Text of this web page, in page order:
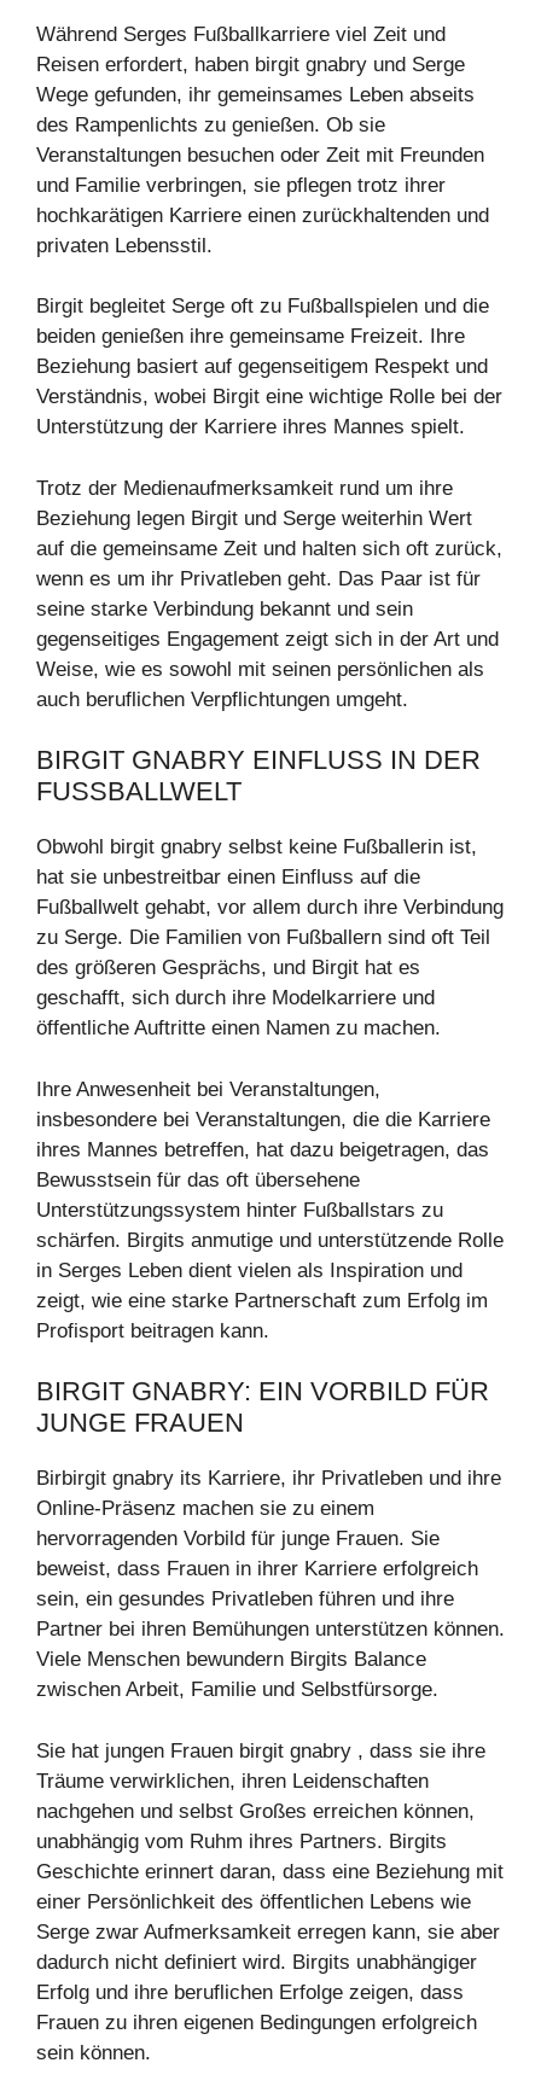
Während Serges Fußballkarriere viel Zeit und
Reisen erfordert, haben birgit gnabry und Serge
Wege gefunden, ihr gemeinsames Leben abseits
des Rampenlichts zu genießen. Ob sie
Veranstaltungen besuchen oder Zeit mit Freunden
und Familie verbringen, sie pflegen trotz ihrer
hochkarätigen Karriere einen zurückhaltenden und
privaten Lebensstil.
Birgit begleitet Serge oft zu Fußballspielen und die
beiden genießen ihre gemeinsame Freizeit. Ihre
Beziehung basiert auf gegenseitigem Respekt und
Verständnis, wobei Birgit eine wichtige Rolle bei der
Unterstützung der Karriere ihres Mannes spielt.
Trotz der Medienaufmerksamkeit rund um ihre
Beziehung legen Birgit und Serge weiterhin Wert
auf die gemeinsame Zeit und halten sich oft zurück,
wenn es um ihr Privatleben geht. Das Paar ist für
seine starke Verbindung bekannt und sein
gegenseitiges Engagement zeigt sich in der Art und
Weise, wie es sowohl mit seinen persönlichen als
auch beruflichen Verpflichtungen umgeht.
BIRGIT GNABRY EINFLUSS IN DER
FUSSBALLWELT
Obwohl birgit gnabry selbst keine Fußballerin ist,
hat sie unbestreitbar einen Einfluss auf die
Fußballwelt gehabt, vor allem durch ihre Verbindung
zu Serge. Die Familien von Fußballern sind oft Teil
des größeren Gesprächs, und Birgit hat es
geschafft, sich durch ihre Modelkarriere und
öffentliche Auftritte einen Namen zu machen.
Ihre Anwesenheit bei Veranstaltungen,
insbesondere bei Veranstaltungen, die die Karriere
ihres Mannes betreffen, hat dazu beigetragen, das
Bewusstsein für das oft übersehene
Unterstützungssystem hinter Fußballstars zu
schärfen. Birgits anmutige und unterstützende Rolle
in Serges Leben dient vielen als Inspiration und
zeigt, wie eine starke Partnerschaft zum Erfolg im
Profisport beitragen kann.
BIRGIT GNABRY: EIN VORBILD FÜR
JUNGE FRAUEN
Birbirgit gnabry its Karriere, ihr Privatleben und ihre
Online-Präsenz machen sie zu einem
hervorragenden Vorbild für junge Frauen. Sie
beweist, dass Frauen in ihrer Karriere erfolgreich
sein, ein gesundes Privatleben führen und ihre
Partner bei ihren Bemühungen unterstützen können.
Viele Menschen bewundern Birgits Balance
zwischen Arbeit, Familie und Selbstfürsorge.
Sie hat jungen Frauen birgit gnabry , dass sie ihre
Träume verwirklichen, ihren Leidenschaften
nachgehen und selbst Großes erreichen können,
unabhängig vom Ruhm ihres Partners. Birgits
Geschichte erinnert daran, dass eine Beziehung mit
einer Persönlichkeit des öffentlichen Lebens wie
Serge zwar Aufmerksamkeit erregen kann, sie aber
dadurch nicht definiert wird. Birgits unabhängiger
Erfolg und ihre beruflichen Erfolge zeigen, dass
Frauen zu ihren eigenen Bedingungen erfolgreich
sein können.